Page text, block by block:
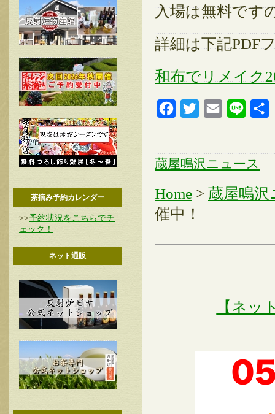
茶摘み予約カレンダー
>>予約状況をこちらでチ
ェック！
ネット通販
入場は無料です
詳細は下記PDF
和布でリメイク
FacebookTwitter Email Line
蔵屋鳴沢ニュース
Home > 蔵屋鳴沢
催中！
【ネッ